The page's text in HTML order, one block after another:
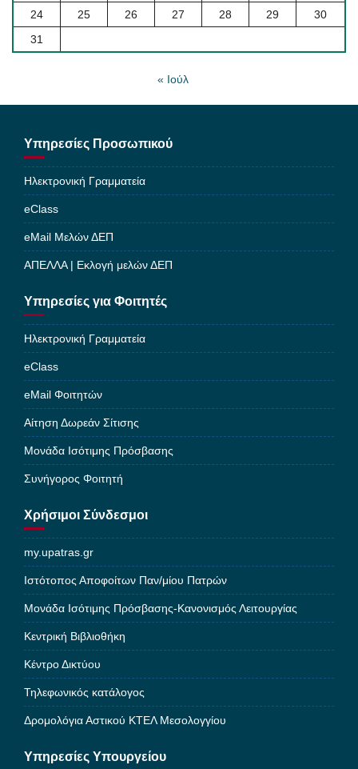
24
25 26 27 28 29
30
31
« Ιούλ
Υπηρεσίες Προσωπικού
Ηλεκτρονική Γραμματεία
eClass
eMail Μελών ΔΕΠ
ΑΠΕΛΛΑ | Εκλογή μελών ΔΕΠ
Υπηρεσίες για Φοιτητές
Ηλεκτρονική Γραμματεία
eClass
eMail Φοιτητών
Αίτηση Δωρεάν Σίτισης
Μονάδα Ισότιμης Πρόσβασης
Συνήγορος Φοιτητή
Χρήσιμοι Σύνδεσμοι
my.upatras.gr
Ιστότοπος Αποφοίτων Παν/μίου Πατρών
Μονάδα Ισότιμης Πρόσβασης-Κανονισμός Λειτουργίας
Κεντρική Βιβλιοθήκη
Κέντρο Δικτύου
Τηλεφωνικός κατάλογος
Δρομολόγια Αστικού ΚΤΕΛ Μεσολογγίου
Υπηρεσίες Υπουργείου